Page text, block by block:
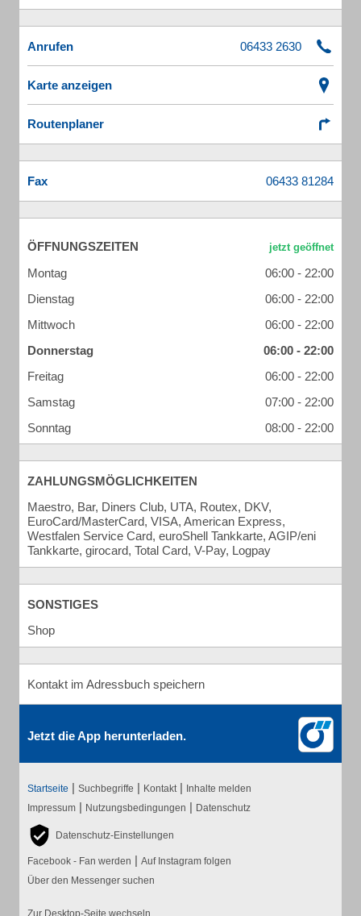
Anrufen
Karte anzeigen
Routenplaner
Fax
ÖFFNUNGSZEITEN
Montag
06:00 - 22:00
Dienstag
06:00 - 22:00
Mittwoch
06:00 - 22:00
Donnerstag
06:00 - 22:00
Freitag
06:00 - 22:00
Samstag
07:00 - 22:00
Sonntag
08:00 - 22:00
ZAHLUNGSMÖGLICHKEITEN
Maestro, Bar, Diners Club, UTA, Routex, DKV,
EuroCard/MasterCard, VISA, American Express,
Westfalen Service Card, euroShell Tankkarte, AGIP/eni
Tankkarte, girocard, Total Card, V-Pay, Logpay
SONSTIGES
Shop
Kontakt im Adressbuch speichern
Jetzt die App herunterladen.
Startseite | Suchbegriffe | Kontakt | Inhalte melden
Impressum | Nutzungsbedingungen | Datenschutz
Datenschutz-Einstellungen
Facebook - Fan werden | Auf Instagram folgen
Über den Messenger suchen
Zur Desktop-Seite wechseln